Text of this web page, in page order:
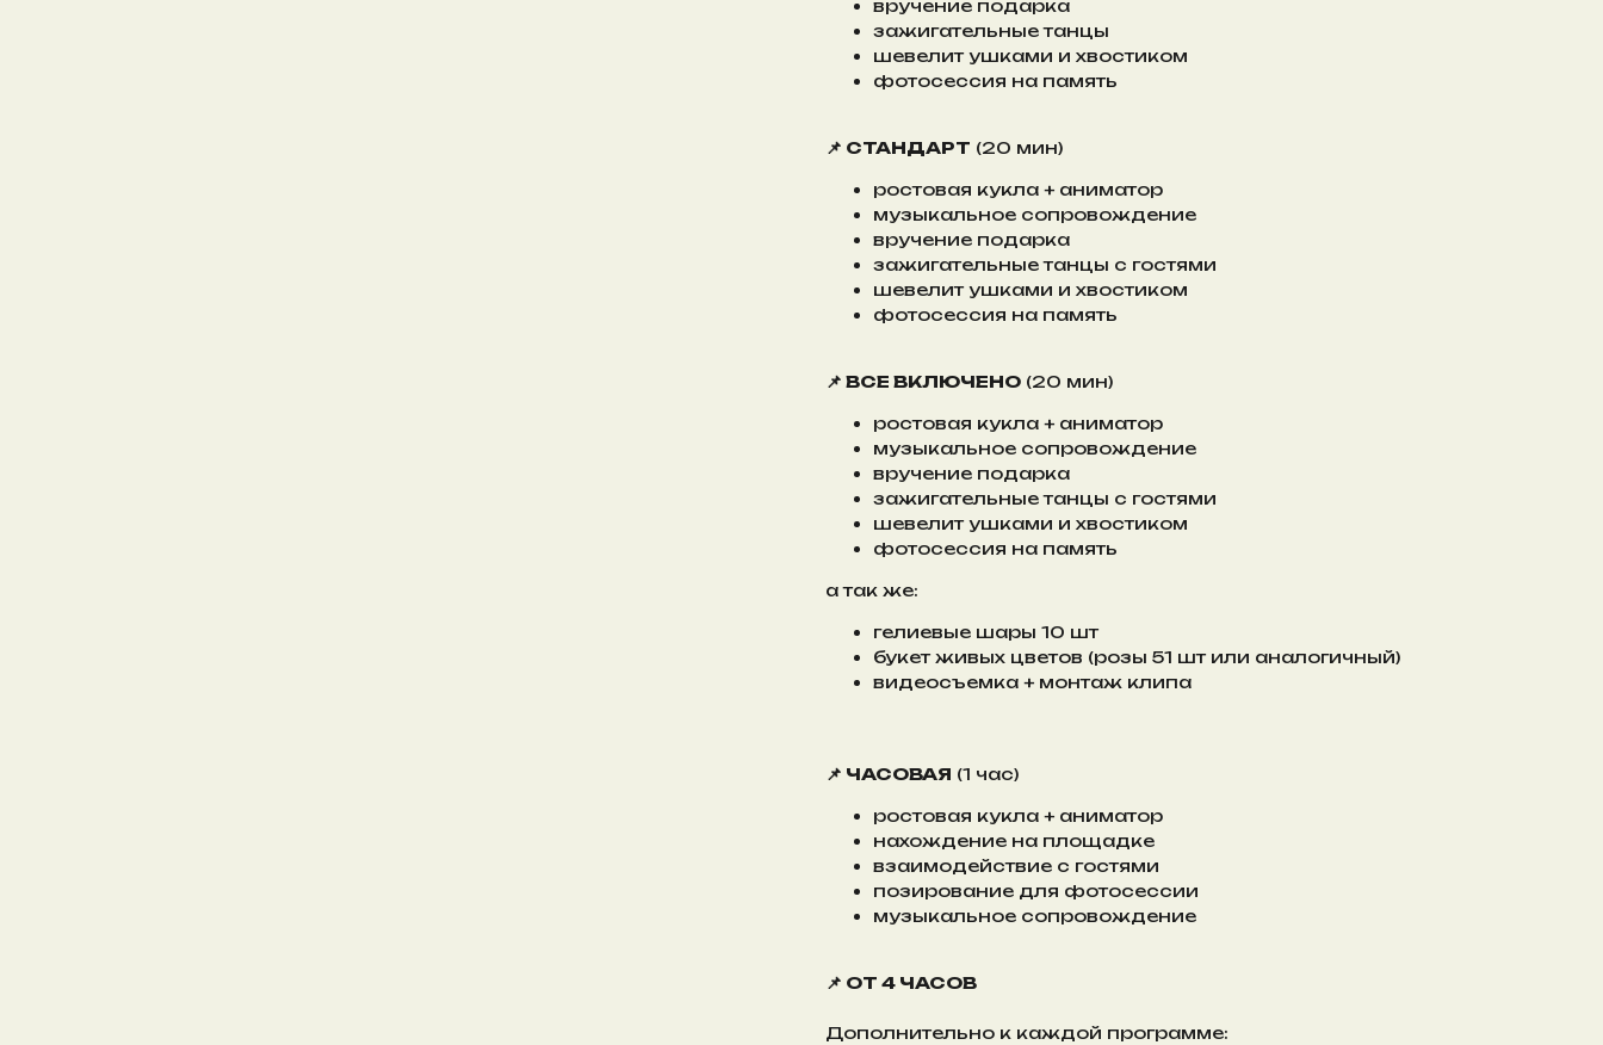
вручение подарка
зажигательные танцы
шевелит ушками и хвостиком
фотосессия на память
📌 СТАНДАРТ (20 мин)
ростовая кукла + аниматор
музыкальное сопровождение
вручение подарка
зажигательные танцы с гостями
шевелит ушками и хвостиком
фотосессия на память
📌 ВСЕ ВКЛЮЧЕНО (20 мин)
ростовая кукла + аниматор
музыкальное сопровождение
вручение подарка
зажигательные танцы с гостями
шевелит ушками и хвостиком
фотосессия на память
а так же:
гелиевые шары 10 шт
букет живых цветов (розы 51 шт или аналогичный)
видеосъемка + монтаж клипа
📌 ЧАСОВАЯ (1 час)
ростовая кукла + аниматор
нахождение на площадке
взаимодействие с гостями
позирование для фотосессии
музыкальное сопровождение
📌 ОТ 4 ЧАСОВ
Дополнительно к каждой программе: